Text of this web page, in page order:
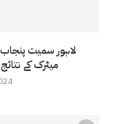
لاہور سمیت
میٹرک کے